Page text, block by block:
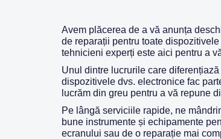
Avem plăcerea de a vă anunța
de reparații pentru toate
tehnicieni experți este aici pentru a
Unul dintre lucrurile care
dispozitivele dvs. electronice fac
lucrăm din greu pentru a vă repune
Pe lângă serviciile rapide, ne
bune instrumente și echipamente
ecranului sau de o reparație mai